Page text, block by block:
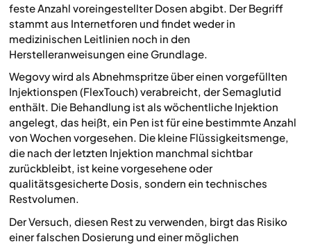
feste Anzahl voreingestellter Dosen abgibt. Der Begriff
stammt aus Internetforen und findet weder in
medizinischen Leitlinien noch in den
Herstelleranweisungen eine Grundlage.
Wegovy wird als Abnehmspritze über einen vorgefüllten
Injektionspen (FlexTouch) verabreicht, der Semaglutid
enthält. Die Behandlung ist als wöchentliche Injektion
angelegt, das heißt, ein Pen ist für eine bestimmte Anzahl
von Wochen vorgesehen. Die kleine Flüssigkeitsmenge,
die nach der letzten Injektion manchmal sichtbar
zurückbleibt, ist keine vorgesehene oder
qualitätsgesicherte Dosis, sondern ein technisches
Restvolumen.
Der Versuch, diesen Rest zu verwenden, birgt das Risiko
einer falschen Dosierung und einer möglichen